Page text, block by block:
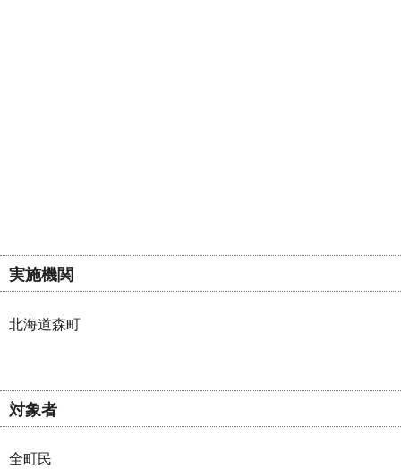
実施機関
北海道森町
対象者
全町民